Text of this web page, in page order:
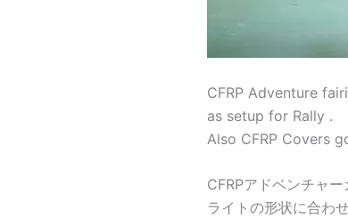
CFRP Adventure
as setup for Rally .
Also CFRP Covers
CFRPアドベンチャ
ライトの形状に合わ